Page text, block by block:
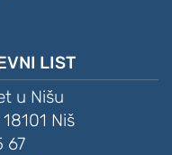
LIST
u Nišu
Niš
67